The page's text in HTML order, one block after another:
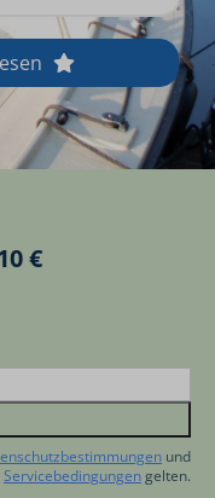
€
und
Servicebedingungengelten.